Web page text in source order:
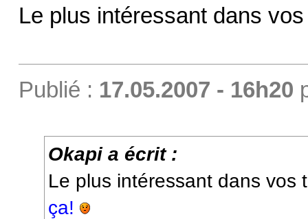
Le plus intéressant dans
Publié : 17.05.2007 - 16h20
Okapi a écrit :
Le plus intéressant dans vos
ça!